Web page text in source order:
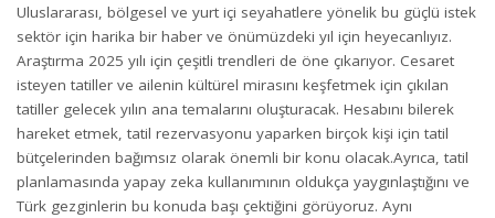
Uluslararası, bölgesel ve yurt içi seyahatlere yönelik bu güçlü istek
sektör için harika bir haber ve önümüzdeki yıl için heyecanlıyız.
Araştırma 2025 yılı için çeşitli trendleri de öne çıkarıyor. Cesaret
isteyen tatiller ve ailenin kültürel mirasını keşfetmek için çıkılan
tatiller gelecek yılın ana temalarını oluşturacak. Hesabını bilerek
hareket etmek, tatil rezervasyonu yaparken birçok kişi için tatil
bütçelerinden bağımsız olarak önemli bir konu olacak.Ayrıca, tatil
planlamasında yapay zeka kullanımının oldukça yaygınlaştığını ve
Türk gezginlerin bu konuda başı çektiğini görüyoruz. Aynı